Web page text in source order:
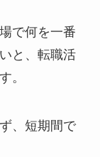
で何を一番
と、転職活
。
、短期間で